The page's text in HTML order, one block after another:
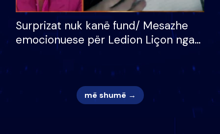
Surprizat nuk kanë fund/ Mesazhe
emocionuese për Ledion Liçon nga
nuk i mban dot lotët: Nuk meritoj…
më shumë →